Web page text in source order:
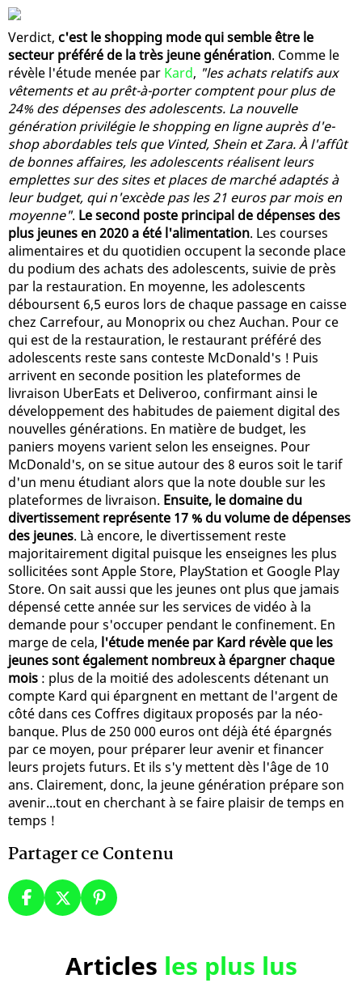
Verdict, c'est le shopping mode qui semble être le
secteur préféré de la très jeune génération. Comme le
révèle l'étude menée par Kard, "les achats relatifs aux
vêtements et au prêt-à-porter comptent pour plus de
24% des dépenses des adolescents. La nouvelle
génération privilégie le shopping en ligne auprès d'e-
shop abordables tels que Vinted, Shein et Zara. À l'affût
de bonnes affaires, les adolescents réalisent leurs
emplettes sur des sites et places de marché adaptés à
leur budget, qui n'excède pas les 21 euros par mois en
moyenne". Le second poste principal de dépenses des
plus jeunes en 2020 a été l'alimentation. Les courses
alimentaires et du quotidien occupent la seconde place
du podium des achats des adolescents, suivie de près
par la restauration. En moyenne, les adolescents
déboursent 6,5 euros lors de chaque passage en caisse
chez Carrefour, au Monoprix ou chez Auchan. Pour ce
qui est de la restauration, le restaurant préféré des
adolescents reste sans conteste McDonald's ! Puis
arrivent en seconde position les plateformes de
livraison UberEats et Deliveroo, confirmant ainsi le
développement des habitudes de paiement digital des
nouvelles générations. En matière de budget, les
paniers moyens varient selon les enseignes. Pour
McDonald's, on se situe autour des 8 euros soit le tarif
d'un menu étudiant alors que la note double sur les
plateformes de livraison. Ensuite, le domaine du
divertissement représente 17 % du volume de dépenses
des jeunes. Là encore, le divertissement reste
majoritairement digital puisque les enseignes les plus
sollicitées sont Apple Store, PlayStation et Google Play
Store. On sait aussi que les jeunes ont plus que jamais
dépensé cette année sur les services de vidéo à la
demande pour s'occuper pendant le confinement. En
marge de cela, l'étude menée par Kard révèle que les
jeunes sont également nombreux à épargner chaque
mois : plus de la moitié des adolescents détenant un
compte Kard qui épargnent en mettant de l'argent de
côté dans ces Coffres digitaux proposés par la néo-
banque. Plus de 250 000 euros ont déjà été épargnés
par ce moyen, pour préparer leur avenir et financer
leurs projets futurs. Et ils s'y mettent dès l'âge de 10
ans. Clairement, donc, la jeune génération prépare son
avenir...tout en cherchant à se faire plaisir de temps en
temps !
Partager ce Contenu
Articles les plus lus